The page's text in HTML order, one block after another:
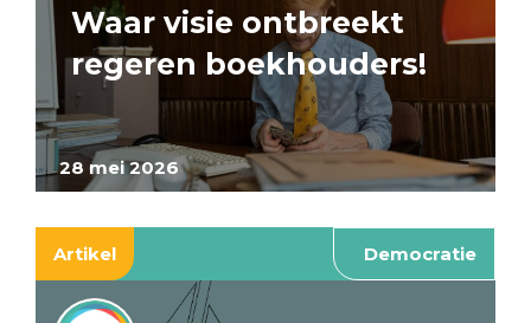
28 mei 2026
Waar visie ontbreekt
regeren boekhouders!
Artikel Democratie